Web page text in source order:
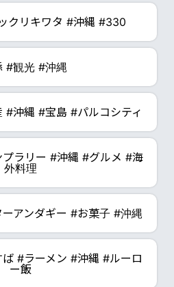
クリキワタ #沖縄 #330
#観光 #沖縄
沖縄 #宝島 #パルコシティ
ラリー #沖縄 #グルメ #海
外料理
アンダギー #お菓子 #沖縄
#ラーメン #沖縄 #ルーロ
ー飯